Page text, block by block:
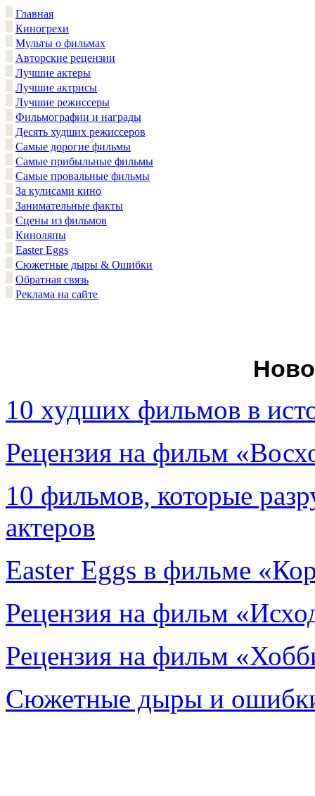
Главная
Киногрехи
Мульты о фильмах
Авторские рецензии
Лучшие актеры
Лучшие актрисы
Лучшие режиссеры
Фильмографии и награды
Десять худших режиссеров
Самые дорогие фильмы
Самые прибыльные фильмы
Самые провальные фильмы
За кулисами кино
Занимательные факты
Сцены из фильмов
Киноляпы
Easter Eggs
Сюжетные дыры & Ошибки
Обратная связь
Реклама на сайте
10 худших фильмов в
Рецензия на фильм
10 фильмов, которые
актеров
Easter Eggs в фильме
Рецензия на фильм
Рецензия на фильм
Сюжетные дыры и